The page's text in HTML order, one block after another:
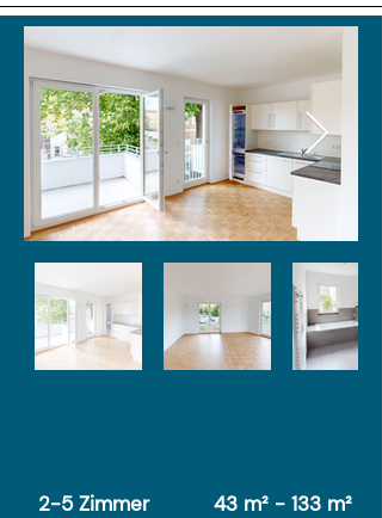
2-5 Zimmer 43 m² - 133 m²